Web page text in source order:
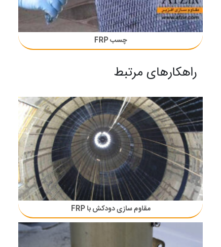
چسب FRP
راهکارهای مرتبط
مقاوم سازی دودکش با FRP